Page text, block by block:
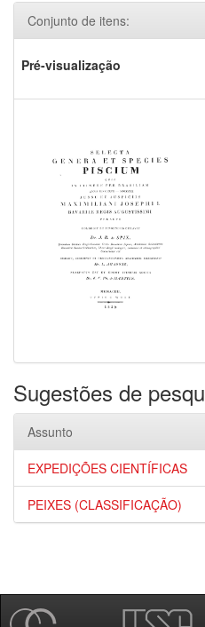
Conjunto de itens:
Pré-visualização
Sugestões de
Assunto
EXPEDIÇÕES CIENTÍFICAS
PEIXES (CLASSIFICAÇÃO)